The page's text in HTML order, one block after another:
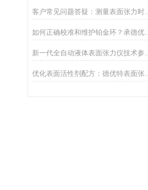
客户常见问题答疑：测量表面张力时为什么数值会跳动？
如何正确校准和维护铂金环？承德优特延长表面张力仪寿命的5点建议